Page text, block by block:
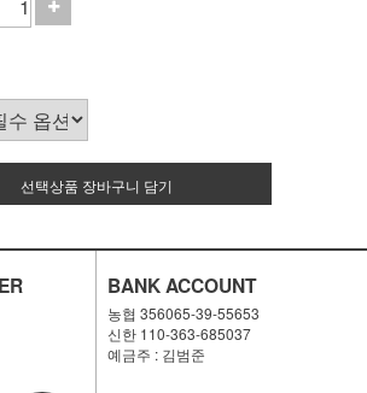
선택상품 장바구니 담기
BANK ACCOUNT
농협 356065-39-55653
신한 110-363-685037
예금주 : 김범준